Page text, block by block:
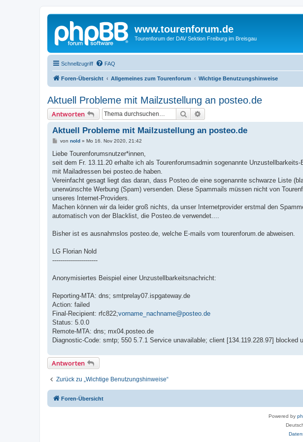
www.tourenforum.de
Tourenforum der DAV Sektion Freiburg im Breisgau
Schnellzugriff FAQ
Foren-Übersicht Allgemeines zum Tourenforum Wichtige Benutzungshinweise
Aktuell Probleme mit Mailzustellung an posteo.de
Antworten Suche
Aktuell Probleme mit Mailzustellung an posteo.de
B
i
r
a
von nold» Mo 16. Nov 2020, 21:42
Liebe Tourenforumsnutzer*innen,
seit dem Fr. 13.11.20 erhalte ich als Tourenforumsadmin sogenannte
mit Mailadressen bei posteo.de haben.
Vereinfacht gesagt liegt das daran, dass Posteo.de eine sogenannte schwarze Liste
unerwünschte Werbung (Spam) versenden. Diese Spammails müssen nicht von
unseres Internet-Providers.
Machen können wir da leider groß nichts, da unser Internetprovider erstmal den
automatisch von der Blacklist, die Posteo.de verwendet....
Bisher ist es ausnahmslos posteo.de, welche E-mails vom tourenforum.de abweisen.
LG Florian Nold
-----------------------
Anonymisiertes Beispiel einer Unzustellbarkeitsnachricht:
Reporting-MTA: dns; smtprelay07.ispgateway.de
Action: failed
Final-Recipient: rfc822;vorname_nachname@posteo.de
Status: 5.0.0
Remote-MTA: dns; mx04.posteo.de
Diagnostic-Code: smtp; 550 5.7.1 Service unavailable; client [134.119.228.97] blocked
Antworten
Zurück zu „Wichtige Benutzungshinweise“
Foren-Übersicht
Powered by